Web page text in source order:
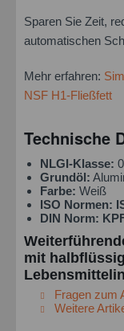
Ich habe die
genommen.*
Nachricht
Sparen Sie Zeit,
automatischen
Mehr erfahren:
NSF H1-Fließfett
Technische
NLGI-Klasse: 0
Grundöl:
Farbe: Weiß
ISO Normen:
DIN Norm:
mit
Fragen zum
Weitere